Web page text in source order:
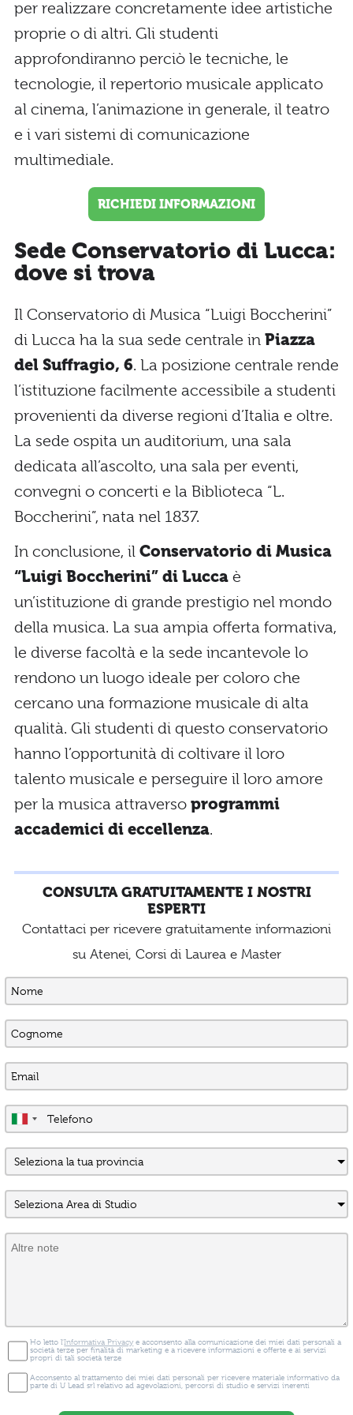
per realizzare concretamente idee artistiche
proprie o di altri. Gli studenti
approfondiranno perciò le tecniche, le
tecnologie, il repertorio musicale applicato
al cinema, l’animazione in generale, il teatro
e i vari sistemi di comunicazione
multimediale.
RICHIEDI INFORMAZIONI
Sede Conservatorio di Lucca:
dove si trova
Il Conservatorio di Musica “Luigi Boccherini”
di Lucca ha la sua sede centrale in Piazza
del Suffragio, 6. La posizione centrale rende
l’istituzione facilmente accessibile a studenti
provenienti da diverse regioni d’Italia e oltre.
La sede ospita un auditorium, una sala
dedicata all’ascolto, una sala per eventi,
convegni o concerti e la Biblioteca “L.
Boccherini”, nata nel 1837.
In conclusione, il Conservatorio di Musica
“Luigi Boccherini” di Lucca è
un’istituzione di grande prestigio nel mondo
della musica. La sua ampia offerta formativa,
le diverse facoltà e la sede incantevole lo
rendono un luogo ideale per coloro che
cercano una formazione musicale di alta
qualità. Gli studenti di questo conservatorio
hanno l’opportunità di coltivare il loro
talento musicale e perseguire il loro amore
per la musica attraverso programmi
accademici di eccellenza.
CONSULTA GRATUITAMENTE I NOSTRI
ESPERTI
Contattaci per ricevere gratuitamente informazioni
su Atenei, Corsi di Laurea e Master
Ho letto l'Informativa Privacy e acconsento alla comunicazione dei miei dati personali a
società terze per finalità di marketing e a ricevere informazioni e offerte e ai servizi
propri di tali società terze
Acconsento al trattamento dei miei dati personali per ricevere materiale informativo da
parte di U Lead srl relativo ad agevolazioni, percorsi di studio e servizi inerenti